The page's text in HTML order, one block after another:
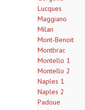
Lucques
Maggiano
Milan
Mont-Benoit
Montbrac
Montello 1
Montello 2
Naples 1
Naples 2
Padoue